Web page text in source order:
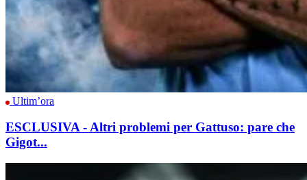
Ultim’ora
ESCLUSIVA - Altri problemi per Gattuso: pare che
Gigot...